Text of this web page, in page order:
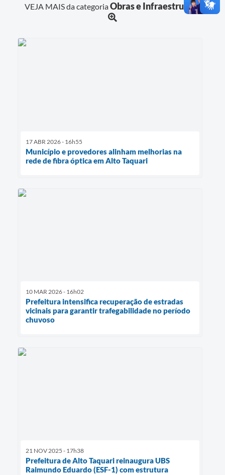
VEJA MAIS da categoriaObras e Infraestrutura
17 ABR 2026 - 16h55
Município e provedores alinham melhorias na
rede de fibra óptica em Alto Taquari
10 MAR 2026 - 16h02
Prefeitura intensifica recuperação de estradas
vicinais para garantir trafegabilidade no período
chuvoso
21 NOV 2025 - 17h38
Prefeitura de Alto Taquari reinaugura UBS
Raimundo Eduardo (ESF-1) com estrutura